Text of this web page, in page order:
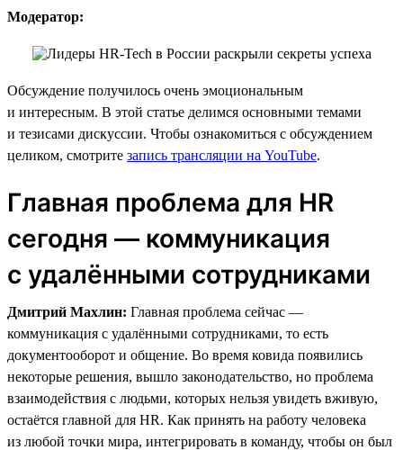
Модератор:
Обсуждение получилось очень эмоциональным
и интересным. В этой статье делимся основными темами
и тезисами дискуссии. Чтобы ознакомиться с обсуждением
целиком, смотрите запись трансляции на YouTube.
Главная проблема для HR
сегодня — коммуникация
с удалёнными сотрудниками
Дмитрий Махлин: Главная проблема сейчас —
коммуникация с удалёнными сотрудниками, то есть
документооборот и общение. Во время ковида появились
некоторые решения, вышло законодательство, но проблема
взаимодействия с людьми, которых нельзя увидеть вживую,
остаётся главной для HR. Как принять на работу человека
из любой точки мира, интегрировать в команду, чтобы он был